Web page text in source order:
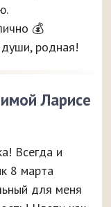
💰
родная!
Ларисе
Всегда и
8 марта
для меня